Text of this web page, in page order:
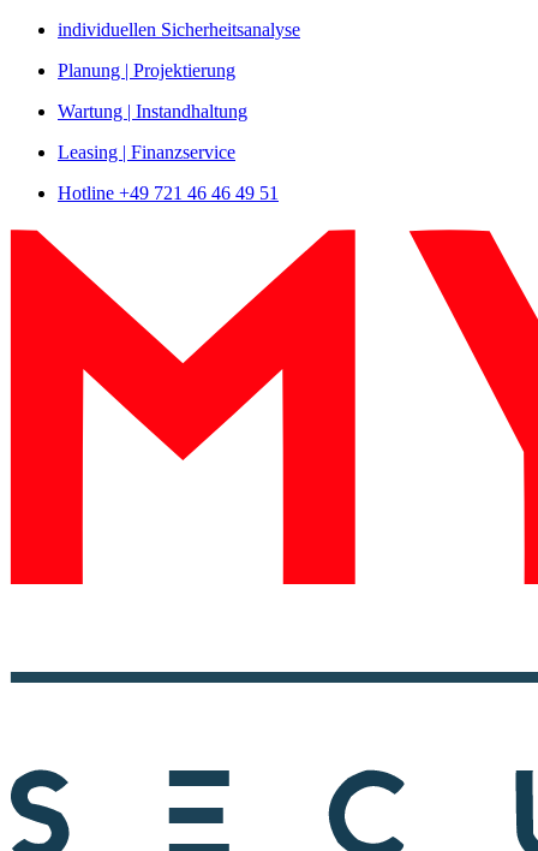
Zum
springen
individuellen Sicherheitsanalyse
Planung | Projektierung
Wartung | Instandhaltung
Leasing | Finanzservice
Hotline +49 721 46 46 49 51